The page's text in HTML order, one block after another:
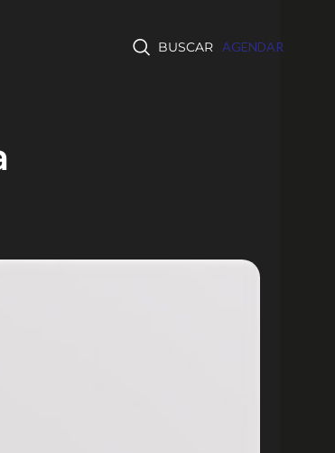
BUSCAR AGENDAR